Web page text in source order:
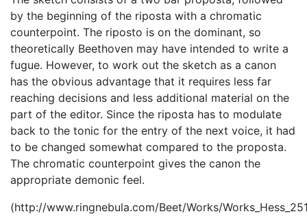
by the beginning of the riposta with a chromatic
counterpoint. The riposto is on the dominant, so
theoretically Beethoven may have intended to write a
fugue. However, to work out the sketch as a canon
has the obvious advantage that it requires less far
reaching decisions and less additional material on the
part of the editor. Since the riposta has to modulate
back to the tonic for the entry of the next voice, it had
to be changed somewhat compared to the proposta.
The chromatic counterpoint gives the canon the
appropriate demonic feel.
(http://www.ringnebula.com/Beet/Works/